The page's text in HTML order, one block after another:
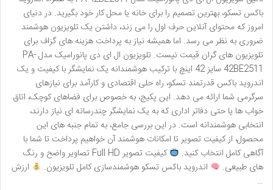
باکس تسکو، بهترین تصمیم را برای خانه یا محل کار خود بگیرید. در دنیای
امروز که محتوای آنلاین حرف اول را می زند، داشتن یک تلویزیون هوشمند
ضروری به نظر می رسد. اما همیشه نیاز به پرداخت هزینه های گزاف برای
تلویزیون های گران قیمت نیست. تلویزیون ال ای دی پانورامیک مدل PA-
42BE2511 سایز 42 اینچ با ترکیب هوشمندانه یک نمایشگر با کیفیت و یک
اندروید باکس قدرتمند تسکو، راه حلی اقتصادی و کارآمد برای نیازهای
سرگرمی شما ارائه می دهد. این پکیج، به خصوص برای فضاهای کوچک، اتاق
خواب ها یا حتی دفاتر اداری که به یک نمایشگر چندرسانه ای نیاز دارند،
انتخابی هوشمندانه است. در این بررسی جامع، به تمام جنبه های این
محصول، از کیفیت تصویر تا امکانات هوشمند آن خواهیم پرداخت تا شما با
آگاهی کامل انتخاب کنید.
کیفیت تصویر Full HD تصاویر واضح و رنگ
های طبیعی.
اندروید باکس تسکو هوشمندسازی کامل تلویزیون.
ارزش
…